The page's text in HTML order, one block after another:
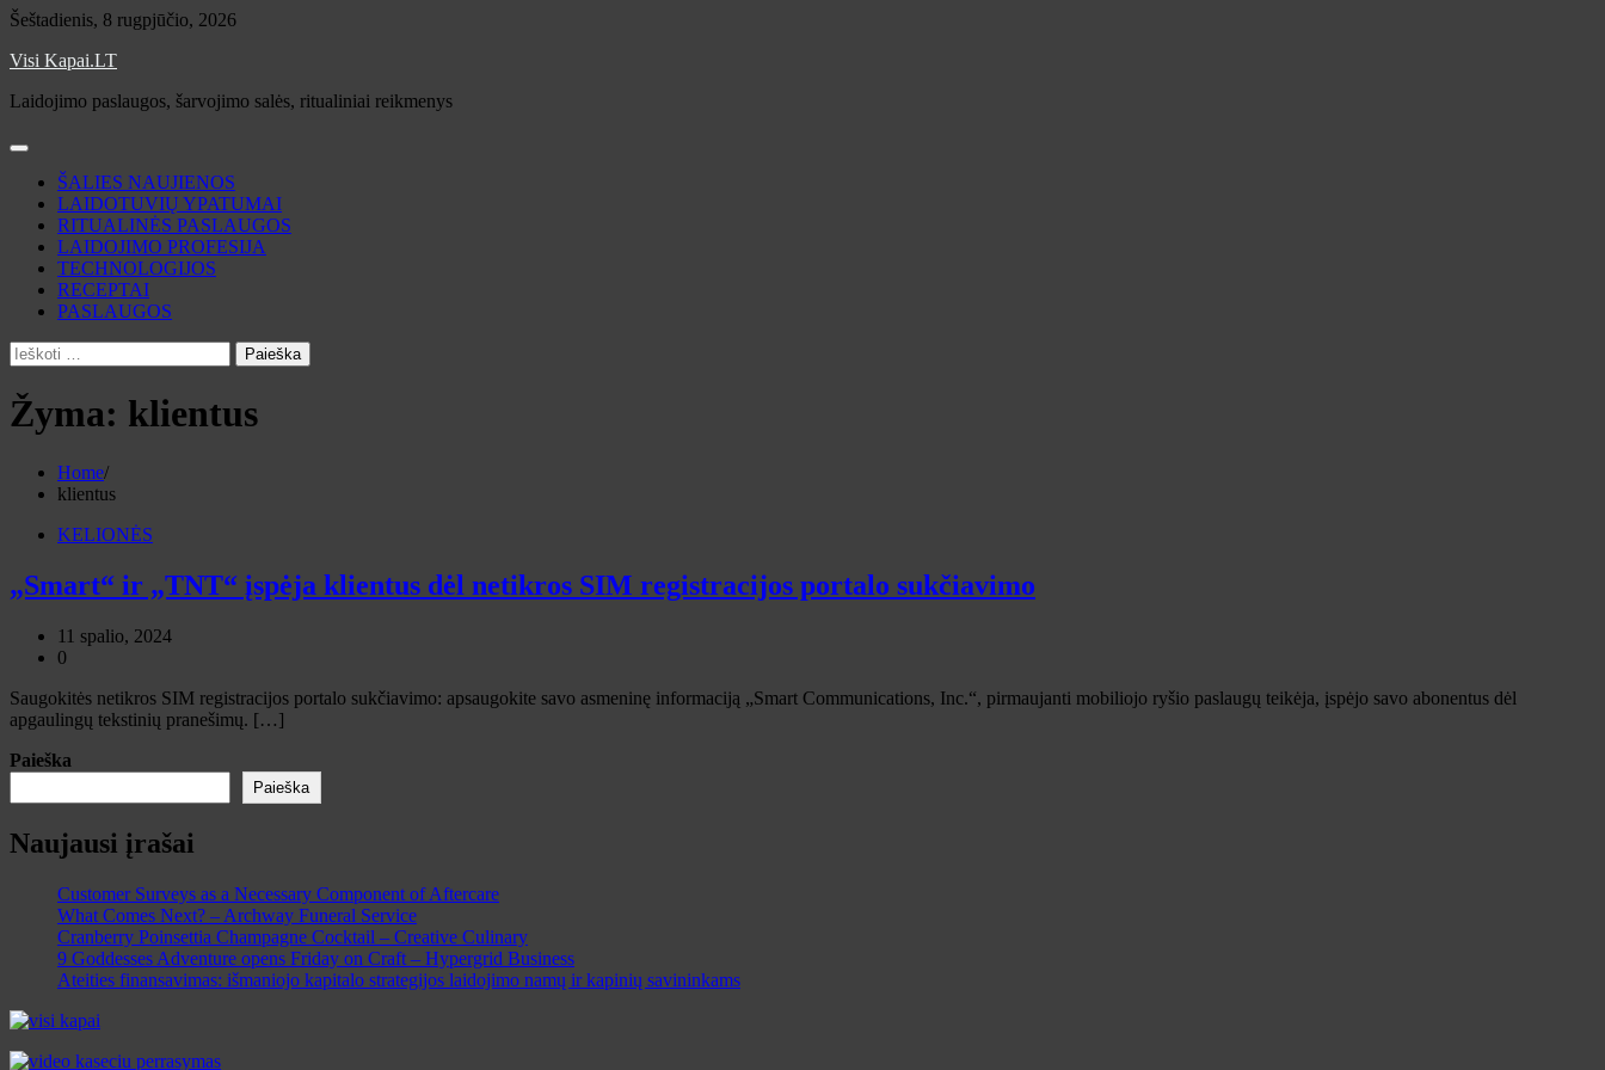
Skip
content
Šeštadienis, 8 rugpjūčio, 2026
Visi Kapai.LT
Laidojimo paslaugos, šarvojimo salės, ritualiniai reikmenys
ŠALIES NAUJIENOS
LAIDOTUVIŲ YPATUMAI
RITUALINĖS PASLAUGOS
LAIDOJIMO PROFESIJA
TECHNOLOGIJOS
RECEPTAI
PASLAUGOS
Ieškoti:
Žyma: klientus
Home
klientus
KELIONĖS
„Smart“ ir „TNT“ įspėja klientus dėl netikros SIM registracijos portalo sukčiavimo
11 spalio, 2024
0
Saugokitės netikros SIM registracijos portalo sukčiavimo: apsaugokite savo asmeninę informaciją „Smart Communications, Inc.“, pirmaujanti mobiliojo ryšio paslaugų teikėja, įspėjo savo abonentus dėl
apgaulingų tekstinių pranešimų. […]
Paieška
Paieška
Naujausi įrašai
Customer Surveys as a Necessary Component of Aftercare
What Comes Next? – Archway Funeral Service
Cranberry Poinsettia Champagne Cocktail – Creative Culinary
9 Goddesses Adventure opens Friday on Craft – Hypergrid Business
Ateities finansavimas: išmaniojo kapitalo strategijos laidojimo namų ir kapinių savininkams